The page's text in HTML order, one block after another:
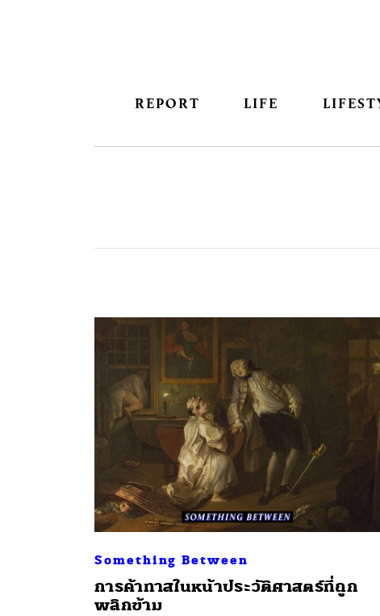
REPORT LIFE
Something Between
การค้าทาสในหน้าประวัติศาสตร์ที่ถูก
พลิกข้าม